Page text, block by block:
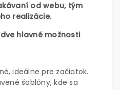
od webu, tým
realizácie.
hlavné možnosti
ideálne pre začiatok.
šablóny, kde sa